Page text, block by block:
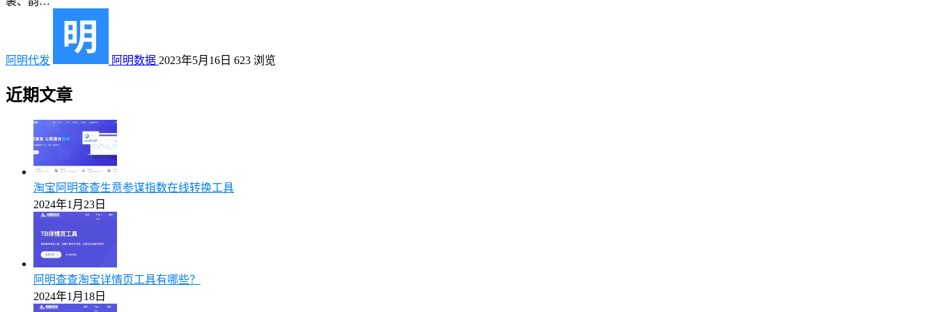
阿明代发 阿明数据 2023年5月16日 623 浏览
近期文章
淘宝阿明查查生意参谋指数在线转换工具
2024年1月23日
阿明查查淘宝详情页工具有哪些？
2024年1月18日